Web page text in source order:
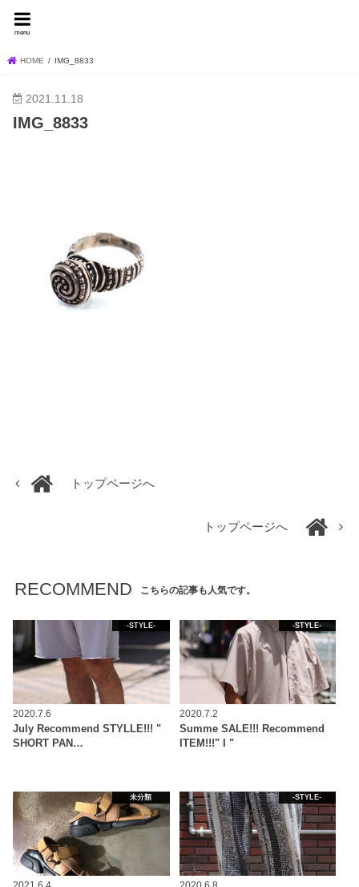
menu
HOME IMG_8833
2021.11.18
IMG_8833
トップページへ
トップページへ
RECOMMEND こちらの記事も人気です。
-STYLE-
2020.7.6
July Recommend STYLLE!!! "
SHORT PAN…
-STYLE-
2020.7.2
Summe SALE!!! Recommend
ITEM!!!" I "
未分類 -STYLE-